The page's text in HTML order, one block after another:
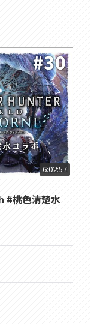
6:02:57
#桃色清楚水